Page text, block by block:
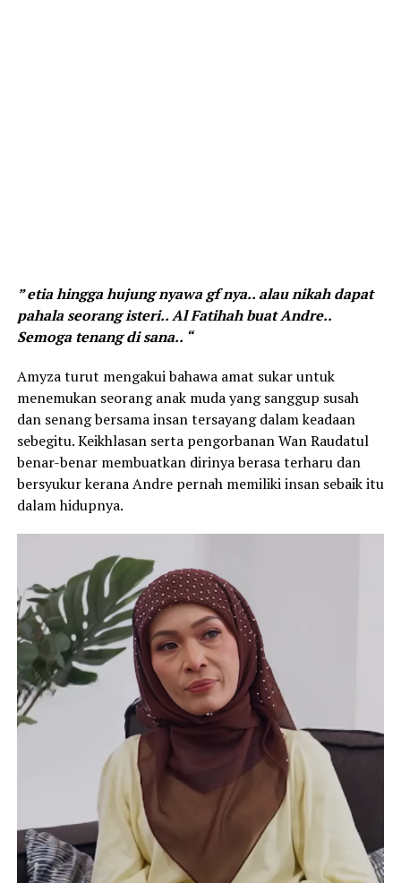
” etia hingga hujung nyawa gf nya.. alau nikah dapat
pahala seorang isteri.. Al Fatihah buat Andre..
Semoga tenang di sana.. “
Amyza turut mengakui bahawa amat sukar untuk
menemukan seorang anak muda yang sanggup susah
dan senang bersama insan tersayang dalam keadaan
sebegitu. Keikhlasan serta pengorbanan Wan Raudatul
benar-benar membuatkan dirinya berasa terharu dan
bersyukur kerana Andre pernah memiliki insan sebaik itu
dalam hidupnya.